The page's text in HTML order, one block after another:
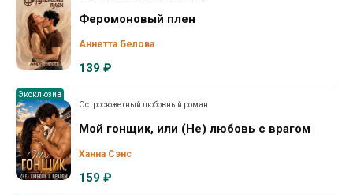
Феромоновый плен
Аннетта Белова
139 ₽
Эксклюзив
Остросюжетный любовный роман
Мой гонщик, или (Не) любовь с врагом
Ханна Сэнс
159 ₽